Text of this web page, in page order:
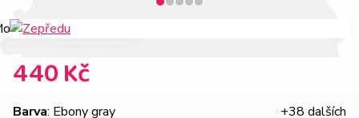
440 Kč
Barva: Ebony gray
+38 dalších